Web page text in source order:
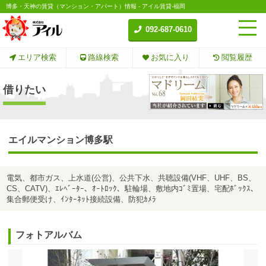
博多・天神の賃貸（マンション・アパート）情報 - アイル賃貸-福岡
092-687-0610
エリア検索 路線検索 お気に入り 閲覧履歴
借りたい
エイルマンション博多駅
電気、都市ガス、上水道(公営)、公共下水、共聴設備(VHF、UHF、BS、
CS、CATV)、ｴﾚﾍﾞｰﾀｰ、ｵｰﾄﾛｯｸ、駐輪場、敷地内ｺﾞﾐ置場、宅配ﾎﾞｯｸｽ、
集合郵便受け、ｲﾝﾀｰﾈｯﾄ接続設備、防犯ｶﾒﾗ
フォトアルバム